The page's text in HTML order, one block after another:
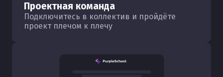
Проектная команда
Подключитесь в коллектив и пройдёте
проект плечом к плечу